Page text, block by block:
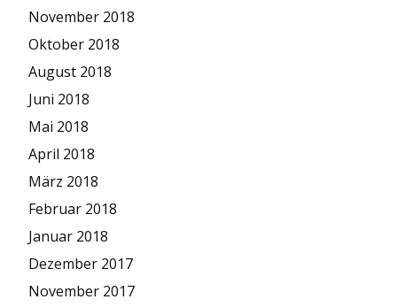
November 2018
Oktober 2018
August 2018
Juni 2018
Mai 2018
April 2018
März 2018
Februar 2018
Januar 2018
Dezember 2017
November 2017